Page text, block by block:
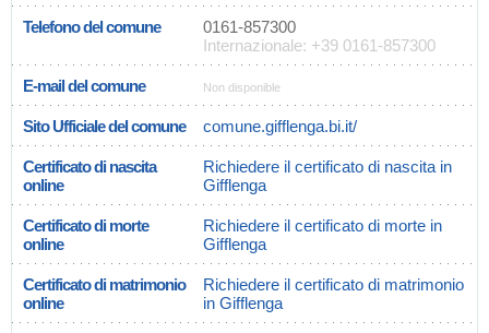
Telefono del comune
0161-857300
Internazionale: +39 0161-857300
E-mail del comune Non disponible
Sito Ufficiale del comune comune.gifflenga.bi.it/
Certificato di nascita
online
Richiedere il certificato di nascita in
Gifflenga
Certificato di morte
online
Richiedere il certificato di morte in
Gifflenga
Certificato di matrimonio
online
Richiedere il certificato di matrimonio
in Gifflenga